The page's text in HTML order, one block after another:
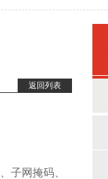
返回列表
子网掩码、